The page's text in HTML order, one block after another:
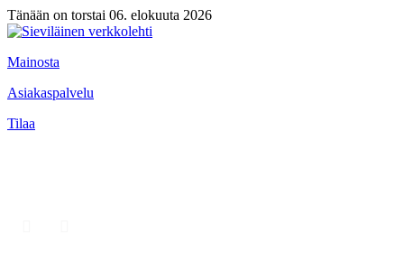
Tänään on torstai 06. elokuuta 2026
Mainosta
Asiakaspalvelu
Tilaa